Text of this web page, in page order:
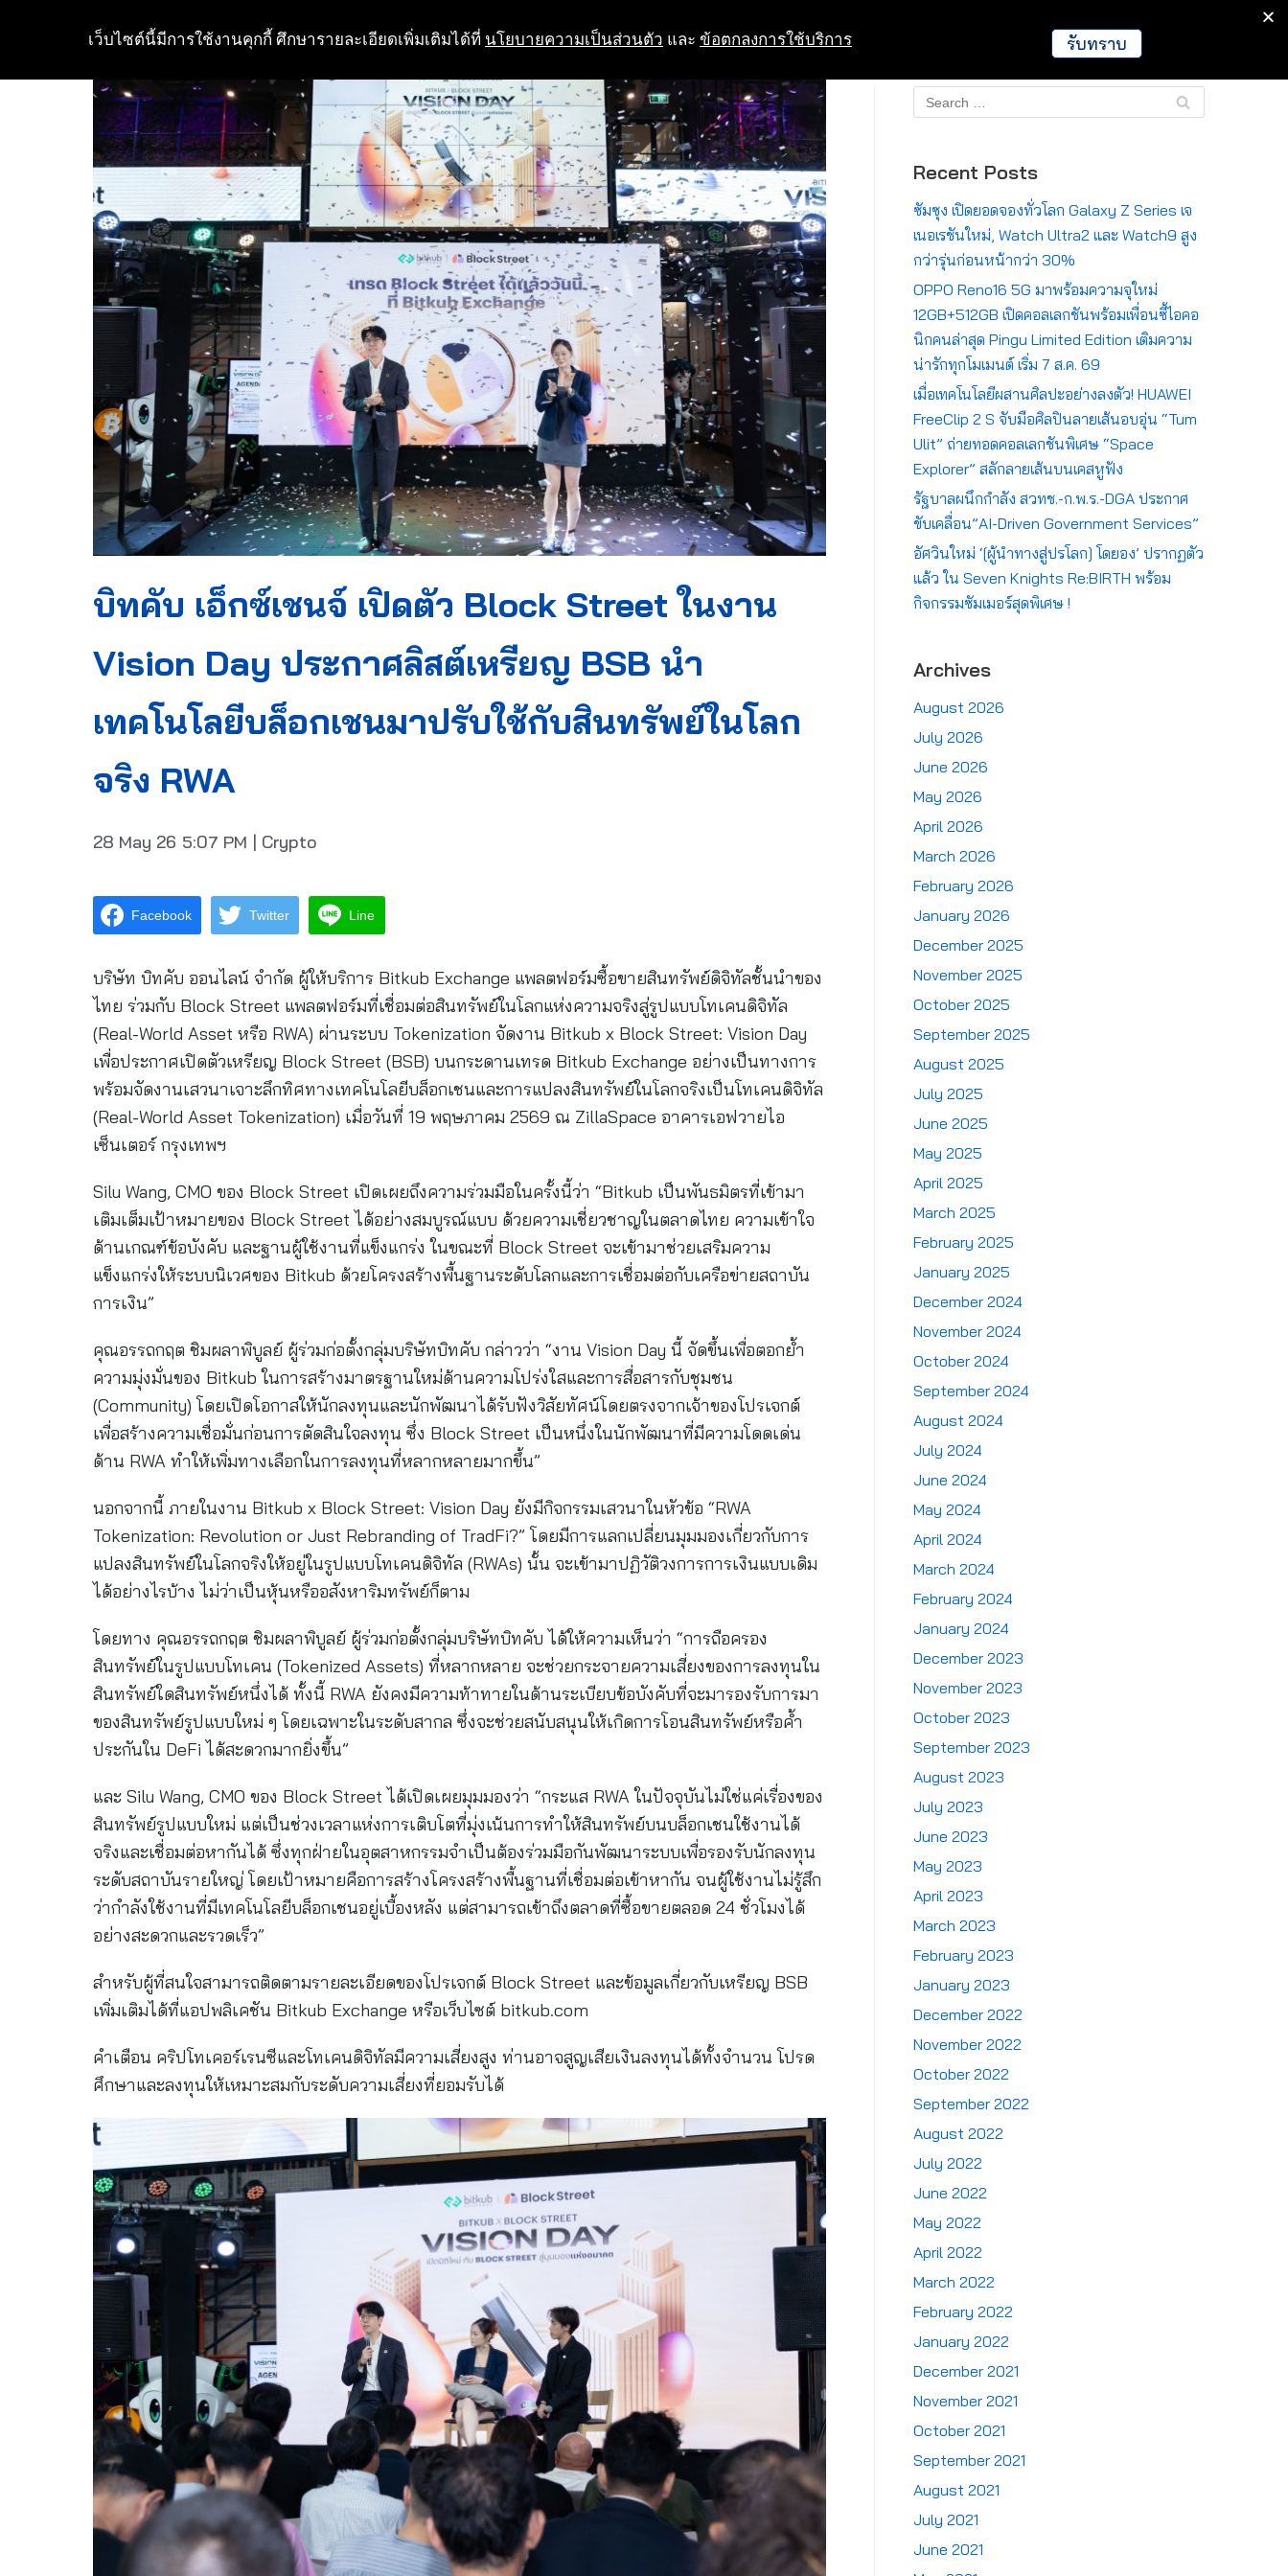
to
Crypto Global
บิทคับ เอ็กซ์เชนจ์ เปิดตัว Block Street ในงาน
Vision Day ประกาศลิสต์เหรียญ BSB นำ
เทคโนโลยีบล็อกเชนมาปรับใช้กับสินทรัพย์ในโลก
จริง RWA
28 May 26 5:07 PM | Crypto
Facebook Twitter Line
บริษัท บิทคับ ออนไลน์ จำกัด ผู้ให้บริการ Bitkub Exchange แพลตฟอร์มซื้อขายสินทรัพย์ดิจิทัลชั้นนำของ
ไทย ร่วมกับ Block Street แพลตฟอร์มที่เชื่อมต่อสินทรัพย์ในโลกแห่งความจริงสู่รูปแบบโทเคนดิจิทัล
(Real-World Asset หรือ RWA) ผ่านระบบ Tokenization จัดงาน Bitkub x Block Street: Vision Day
เพื่อประกาศเปิดตัวเหรียญ Block Street (BSB) บนกระดานเทรด Bitkub Exchange อย่างเป็นทางการ
พร้อมจัดงานเสวนาเจาะลึกทิศทางเทคโนโลยีบล็อกเชนและการแปลงสินทรัพย์ในโลกจริงเป็นโทเคนดิจิทัล
(Real-World Asset Tokenization) เมื่อวันที่ 19 พฤษภาคม 2569 ณ ZillaSpace อาคารเอฟวายไอ
เซ็นเตอร์ กรุงเทพฯ
Silu Wang, CMO ของ Block Street เปิดเผยถึงความร่วมมือในครั้งนี้ว่า “Bitkub เป็นพันธมิตรที่เข้ามา
เติมเต็มเป้าหมายของ Block Street ได้อย่างสมบูรณ์แบบ ด้วยความเชี่ยวชาญในตลาดไทย ความเข้าใจ
ด้านเกณฑ์ข้อบังคับ และฐานผู้ใช้งานที่แข็งแกร่ง ในขณะที่ Block Street จะเข้ามาช่วยเสริมความ
แข็งแกร่งให้ระบบนิเวศของ Bitkub ด้วยโครงสร้างพื้นฐานระดับโลกและการเชื่อมต่อกับเครือข่ายสถาบัน
การเงิน”
คุณอรรถกฤต ชิมผลาพิบูลย์ ผู้ร่วมก่อตั้งกลุ่มบริษัทบิทคับ กล่าวว่า “งาน Vision Day นี้ จัดขึ้นเพื่อตอกย้ำ
ความมุ่งมั่นของ Bitkub ในการสร้างมาตรฐานใหม่ด้านความโปร่งใสและการสื่อสารกับชุมชน
(Community) โดยเปิดโอกาสให้นักลงทุนและนักพัฒนาได้รับฟังวิสัยทัศน์โดยตรงจากเจ้าของโปรเจกต์
เพื่อสร้างความเชื่อมั่นก่อนการตัดสินใจลงทุน ซึ่ง Block Street เป็นหนึ่งในนักพัฒนาที่มีความโดดเด่น
ด้าน RWA ทำให้เพิ่มทางเลือกในการลงทุนที่หลากหลายมากขึ้น”
นอกจากนี้ ภายในงาน Bitkub x Block Street: Vision Day ยังมีกิจกรรมเสวนาในหัวข้อ “RWA
Tokenization: Revolution or Just Rebranding of TradFi?” โดยมีการแลกเปลี่ยนมุมมองเกี่ยวกับการ
แปลงสินทรัพย์ในโลกจริงให้อยู่ในรูปแบบโทเคนดิจิทัล (RWAs) นั้น จะเข้ามาปฏิวัติวงการการเงินแบบเดิม
ได้อย่างไรบ้าง ไม่ว่าเป็นหุ้นหรืออสังหาริมทรัพย์ก็ตาม
โดยทาง คุณอรรถกฤต ชิมผลาพิบูลย์ ผู้ร่วมก่อตั้งกลุ่มบริษัทบิทคับ ได้ให้ความเห็นว่า “การถือครอง
สินทรัพย์ในรูปแบบโทเคน (Tokenized Assets) ที่หลากหลาย จะช่วยกระจายความเสี่ยงของการลงทุนใน
สินทรัพย์ใดสินทรัพย์หนึ่งได้ ทั้งนี้ RWA ยังคงมีความท้าทายในด้านระเบียบข้อบังคับที่จะมารองรับการมา
ของสินทรัพย์รูปแบบใหม่ ๆ โดยเฉพาะในระดับสากล ซึ่งจะช่วยสนับสนุนให้เกิดการโอนสินทรัพย์หรือค้ำ
ประกันใน DeFi ได้สะดวกมากยิ่งขึ้น”
และ Silu Wang, CMO ของ Block Street ได้เปิดเผยมุมมองว่า “กระแส RWA ในปัจจุบันไม่ใช่แค่เรื่องของ
สินทรัพย์รูปแบบใหม่ แต่เป็นช่วงเวลาแห่งการเติบโตที่มุ่งเน้นการทำให้สินทรัพย์บนบล็อกเชนใช้งานได้
จริงและเชื่อมต่อหากันได้ ซึ่งทุกฝ่ายในอุตสาหกรรมจำเป็นต้องร่วมมือกันพัฒนาระบบเพื่อรองรับนักลงทุน
ระดับสถาบันรายใหญ่ โดยเป้าหมายคือการสร้างโครงสร้างพื้นฐานที่เชื่อมต่อเข้าหากัน จนผู้ใช้งานไม่รู้สึก
ว่ากำลังใช้งานที่มีเทคโนโลยีบล็อกเชนอยู่เบื้องหลัง แต่สามารถเข้าถึงตลาดที่ซื้อขายตลอด 24 ชั่วโมงได้
อย่างสะดวกและรวดเร็ว”
สำหรับผู้ที่สนใจสามารถติดตามรายละเอียดของโปรเจกต์ Block Street และข้อมูลเกี่ยวกับเหรียญ BSB
เพิ่มเติมได้ที่แอปพลิเคชัน Bitkub Exchange หรือเว็บไซต์ bitkub.com
คำเตือน คริปโทเคอร์เรนซีและโทเคนดิจิทัลมีความเสี่ยงสูง ท่านอาจสูญเสียเงินลงทุนได้ทั้งจำนวน โปรด
ศึกษาและลงทุนให้เหมาะสมกับระดับความเสี่ยงที่ยอมรับได้
Recent Posts
ซัมซุง เปิดยอดจองทั่วโลก Galaxy Z Series เจ
เนอเรชันใหม่, Watch Ultra2 และ Watch9 สูง
กว่ารุ่นก่อนหน้ากว่า 30%
OPPO Reno16 5G มาพร้อมความจุใหม่
12GB+512GB เปิดคอลเลกชันพร้อมเพื่อนซี้ไอคอ
นิกคนล่าสุด Pingu Limited Edition เติมความ
น่ารักทุกโมเมนต์ เริ่ม 7 ส.ค. 69
เมื่อเทคโนโลยีผสานศิลปะอย่างลงตัว! HUAWEI
FreeClip 2 S จับมือศิลปินลายเส้นอบอุ่น “Tum
Ulit” ถ่ายทอดคอลเลกชันพิเศษ “Space
Explorer” สลักลายเส้นบนเคสหูฟัง
รัฐบาลผนึกกำลัง สวทช.-ก.พ.ร.-DGA ประกาศ
ขับเคลื่อน”AI-Driven Government Services”
อัศวินใหม่ ‘[ผู้นำทางสู่ปรโลก] โดยอง’ ปรากฏตัว
แล้ว ใน Seven Knights Re:BIRTH พร้อม
กิจกรรมซัมเมอร์สุดพิเศษ !
Archives
August 2026
July 2026
June 2026
May 2026
April 2026
March 2026
February 2026
January 2026
December 2025
November 2025
October 2025
September 2025
August 2025
July 2025
June 2025
May 2025
April 2025
March 2025
February 2025
January 2025
December 2024
November 2024
October 2024
September 2024
August 2024
July 2024
June 2024
May 2024
April 2024
March 2024
February 2024
January 2024
December 2023
November 2023
October 2023
September 2023
August 2023
July 2023
June 2023
May 2023
April 2023
March 2023
February 2023
January 2023
December 2022
November 2022
October 2022
September 2022
August 2022
July 2022
June 2022
May 2022
April 2022
March 2022
February 2022
January 2022
December 2021
November 2021
October 2021
September 2021
August 2021
July 2021
June 2021
เว็บไซต์นี้มีการใช้งานคุกกี้ ศึกษารายละเอียดเพิ่มเติมได้ที่ นโยบายความเป็นส่วนตัว และ ข้อตกลงการใช้บริการ รับทราบ